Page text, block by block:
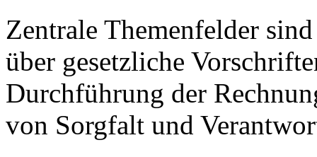
Zentrale Themenfelder
über gesetzliche
Durchführung der
von Sorgfalt und